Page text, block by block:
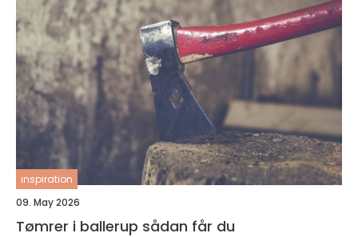
inspiration
09. May 2026
Tømrer i ballerup sådan får du